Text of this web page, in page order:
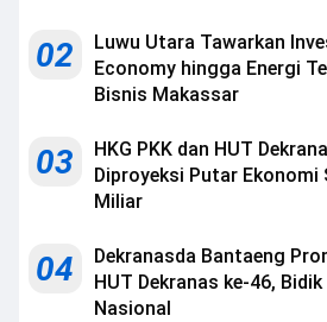
02
Luwu Utara Tawarkan
Economy hingga Energi
Bisnis Makassar
03
HKG PKK dan HUT
Diproyeksi Putar Ekonomi
Miliar
04
Dekranasda Bantaeng
HUT Dekranas ke-46,
Nasional